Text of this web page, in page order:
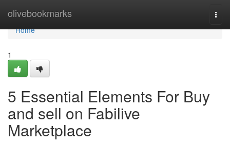
olivebookmarks
Home
Home
1
5 Essential Elements For Buy
and sell on Fabilive
Marketplace